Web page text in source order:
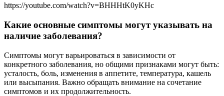
https://youtube.com/watch?v=BHHHtK0yKHc
Какие основные симптомы могут указывать на
наличие заболевания?
Симптомы могут варьироваться в зависимости от
конкретного заболевания, но общими признаками могут быть:
усталость, боль, изменения в аппетите, температура, кашель
или высыпания. Важно обращать внимание на сочетание
симптомов и их продолжительность.